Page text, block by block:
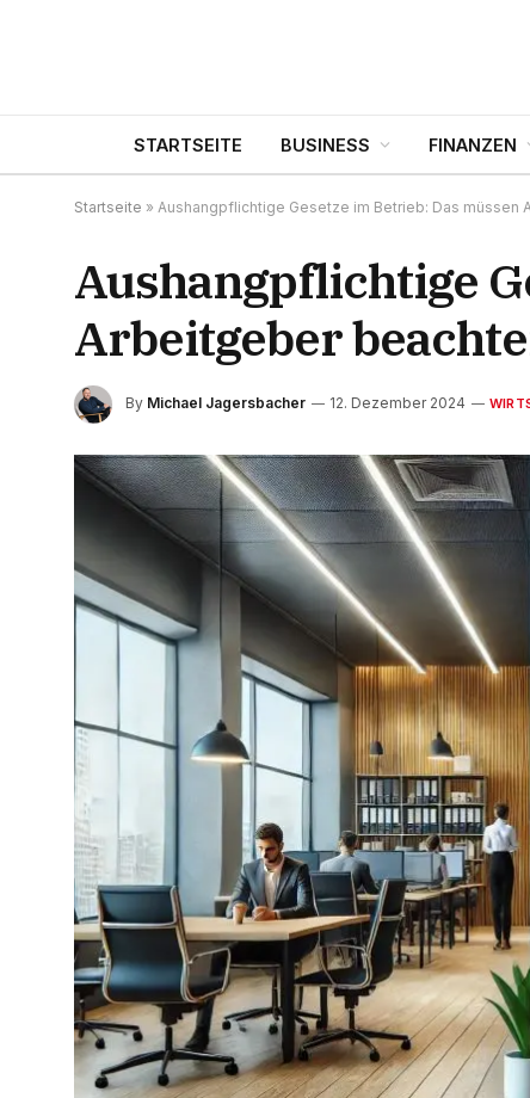
STARTSEITE BUSINESS FINANZEN
Startseite » Aushangpflichtige Gesetze im Betrieb: Das müssen
Aushangpflichtige
Arbeitgeber
By Michael Jagersbacher 12. Dezember 2024